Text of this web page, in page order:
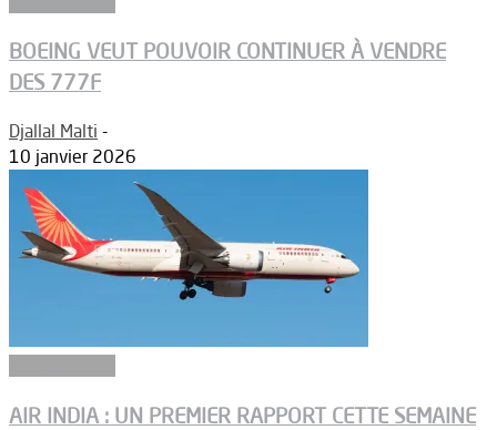
BOEING VEUT POUVOIR CONTINUER À VENDRE
DES 777F
Djallal Malti -
10 janvier 2026
AIR INDIA : UN PREMIER RAPPORT CETTE SEMAINE